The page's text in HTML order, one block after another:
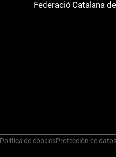
Federació Catalana
Política de cookiesProtección de datos